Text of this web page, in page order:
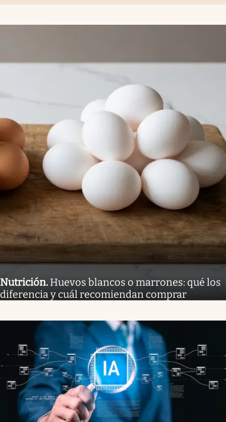
Nutrición. Huevos blancos o marrones: qué los
diferencia y cuál recomiendan comprar